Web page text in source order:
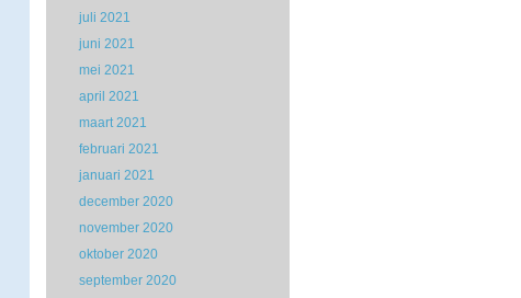
juli 2021
juni 2021
mei 2021
april 2021
maart 2021
februari 2021
januari 2021
december 2020
november 2020
oktober 2020
september 2020